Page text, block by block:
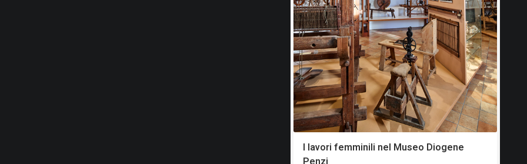
I lavori femminili nel Museo Diogene